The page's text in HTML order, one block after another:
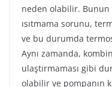
neden olabilir. Bunun
ısıtmama sorunu,
ve bu durumda
Aynı zamanda,
ulaştırmaması gibi
olabilir ve pompanın